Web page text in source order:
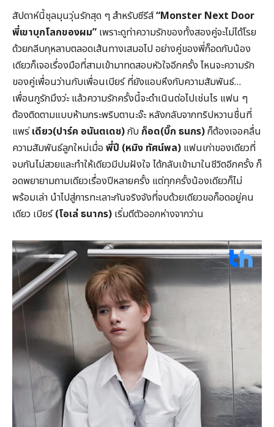
สัปดาห์นี้ชุลมุนวุ่นรักสุด ๆ สำหรับซีรีส์“Monster Next Door
พี่เขาบุกโลกของผม” เพราะดูท่าความรักของทั้งสองคู่จะไม่ได้โรย
ด้วยกลีบกุหลาบตลอดเส้นทางเสมอไป อย่างคู่ของพี่ก็อดกับน้อง
เดียวก็เจอเรื่องมือที่สามเข้ามาทดสอบหัวใจอีกครั้ง ไหนจะความรัก
ของคู่เพื่อนว่านกับเพื่อนเบียร์ ที่ยังแอบหึงกับความสัมพันธ์…
เพื่อนกูรักมึงว่ะ แล้วความรักครั้งนี้จะดำเนินต่อไปเช่นไร แฟน ๆ
ต้องติดตามแบบห้ามกระพริบตานะจ๊ะ หลังกลับจากทริปหวานชื่นที่
แพร่เดียว(ปาร์ค อนันตเดช)กับ ก็อด(บิ๊ก ธนกร)ก็ต้องเจอคลื่น
ความสัมพันธ์ลูกใหม่เมื่อ พี่ปี (หมิง ทัศน์พล) แฟนเก่าของเดียวที่
จบกันไม่สวยและทำให้เดียวมีปมฝังใจ ได้กลับเข้ามาในชีวิตอีกครั้ง ก็
อดพยายามถามเดียวเรื่องปีหลายครั้ง แต่ทุกครั้งน้องเดียวก็ไม่
พร้อมเล่า นำไปสู่การทะเลาะกันจริงจังที่จบด้วยเดียวขอก็อดอยู่คน
เดียว เบียร์(โอเล่ ธนากร) เริ่มตีตัวออกห่างจากว่าน